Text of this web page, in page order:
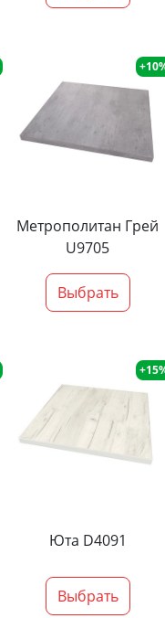
Метрополитан Грей
U9705
Выбрать
Юта D4091
Выбрать